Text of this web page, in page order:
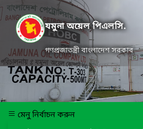
যমুনা অয়েল পিএলসি.
গণপ্রজাতন্ত্রী বাংলাদেশ সরকার
মেনু নির্বাচন করুন